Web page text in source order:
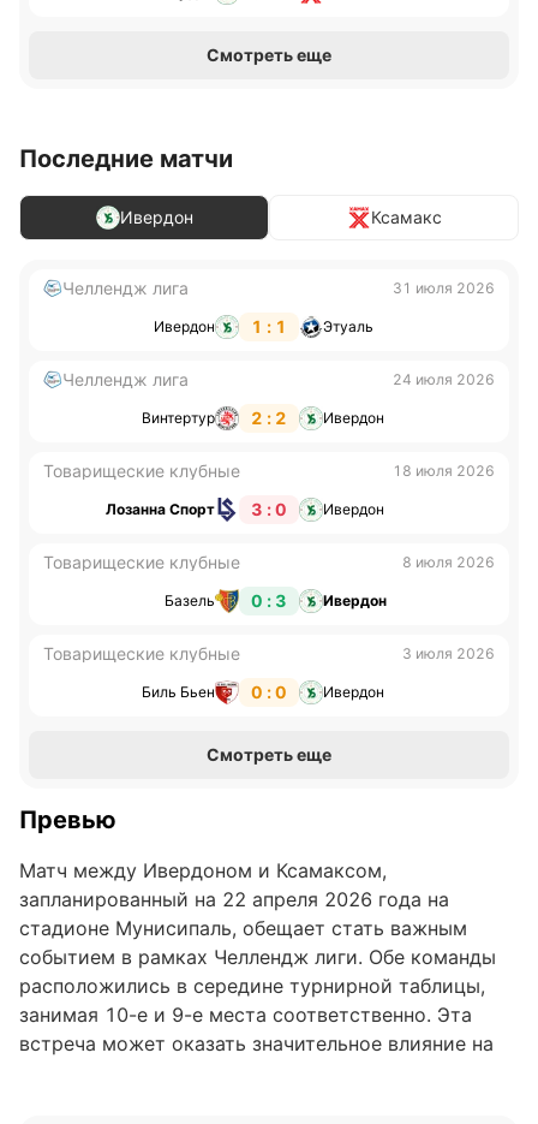
Смотреть еще
Последние матчи
Ивердон Ксамакс
Челлендж лига 31 июля 2026
Ивердон 1 : 1 Этуаль
Челлендж лига 24 июля 2026
Винтертур 2 : 2 Ивердон
Товарищеские клубные 18 июля 2026
Лозанна Спорт 3 : 0 Ивердон
Товарищеские клубные 8 июля 2026
Базель 0 : 3 Ивердон
Товарищеские клубные 3 июля 2026
Биль Бьен 0 : 0 Ивердон
Смотреть еще
Превью
Матч между Ивердоном и Ксамаксом,
запланированный на 22 апреля 2026 года на
стадионе Мунисипаль, обещает стать важным
событием в рамках Челлендж лиги. Обе команды
расположились в середине турнирной таблицы,
занимая 10-е и 9-е места соответственно. Эта
встреча может оказать значительное влияние на